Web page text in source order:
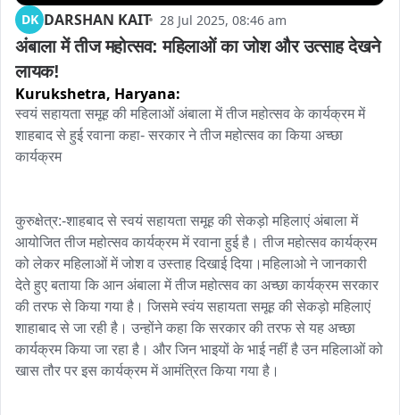
DK DARSHAN KAIT 28 Jul 2025, 08:46 am
अंबाला में तीज महोत्सव: महिलाओं का जोश और उत्साह देखने
लायक!
Kurukshetra, Haryana:
स्वयं सहायता समूह की महिलाओं अंबाला में तीज महोत्सव के कार्यक्रम में
शाहबाद से हुई रवाना कहा- सरकार ने तीज महोत्सव का किया अच्छा
कार्यक्रम
कुरुक्षेत्र:-शाहबाद से स्वयं सहायता समूह की सेकड़ो महिलाएं अंबाला में
आयोजित तीज महोत्सव कार्यक्रम में रवाना हुई है। तीज महोत्सव कार्यक्रम
को लेकर महिलाओं में जोश व उस्ताह दिखाई दिया।महिलाओ ने जानकारी
देते हुए बताया कि आन अंबाला में तीज महोत्सव का अच्छा कार्यक्रम सरकार
की तरफ से किया गया है। जिसमे स्वंय सहायता समूह की सेकड़ो महिलाएं
शाहाबाद से जा रही है। उन्होंने कहा कि सरकार की तरफ से यह अच्छा
कार्यक्रम किया जा रहा है। और जिन भाइयों के भाई नहीं है उन महिलाओं को
खास तौर पर इस कार्यक्रम में आमंत्रित किया गया है।